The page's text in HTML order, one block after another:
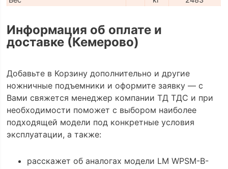
Информация об оплате и
доставке (Кемерово)
Добавьте в Корзину дополнительно и другие
ножничные подъемники и оформите заявку — с
Вами свяжется менеджер компании ТД ТДС и при
необходимости поможет с выбором наиболее
подходящей модели под конкретные условия
эксплуатации, а также:
расскажет об аналогах модели LM WPSM-B-